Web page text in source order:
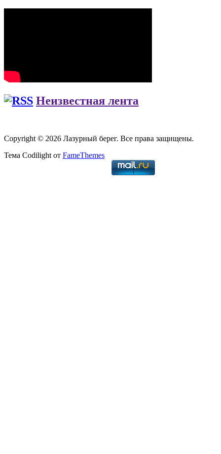
Неизвестная лента
Copyright © 2026 Лазурный берег. Все права защищены.
Тема Codilight от FameThemes